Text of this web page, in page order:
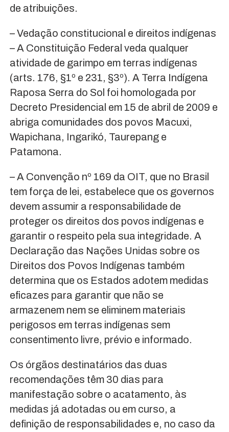
de atribuições.
– Vedação constitucional e direitos indígenas
– A Constituição Federal veda qualquer
atividade de garimpo em terras indígenas
(arts. 176, §1º e 231, §3º). A Terra Indígena
Raposa Serra do Sol foi homologada por
Decreto Presidencial em 15 de abril de 2009 e
abriga comunidades dos povos Macuxi,
Wapichana, Ingarikó, Taurepang e
Patamona.
– A Convenção nº 169 da OIT, que no Brasil
tem força de lei, estabelece que os governos
devem assumir a responsabilidade de
proteger os direitos dos povos indígenas e
garantir o respeito pela sua integridade. A
Declaração das Nações Unidas sobre os
Direitos dos Povos Indígenas também
determina que os Estados adotem medidas
eficazes para garantir que não se
armazenem nem se eliminem materiais
perigosos em terras indígenas sem
consentimento livre, prévio e informado.
Os órgãos destinatários das duas
recomendações têm 30 dias para
manifestação sobre o acatamento, às
medidas já adotadas ou em curso, a
definição de responsabilidades e, no caso da